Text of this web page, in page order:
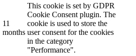
11
months
This cookie is set by GDPR
Cookie Consent plugin. The
cookie is used to store the
user consent for the cookies
in the category
"Performance".